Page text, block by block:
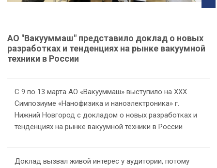
АО "Вакууммаш" представило доклад о новых
разработках и тенденциях на рынке вакуумной
техники в России
С 9 по 13 марта АО «Вакууммаш» выступило на XXX
Симпозиуме «Нанофизика и наноэлектроника» г.
Нижний Новгород c докладом о новых разработках и
тенденциях на рынке вакуумной техники в России
Доклад вызвал живой интерес у аудитории, потому